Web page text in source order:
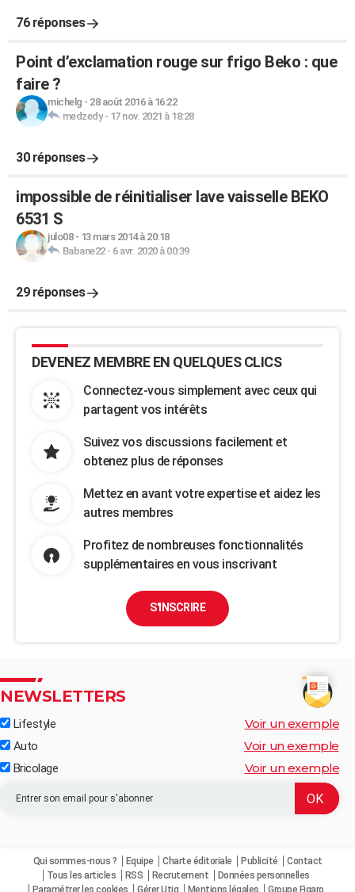
76 réponses
Point d’exclamation rouge sur frigo Beko : que
faire ?
michelg - 28 août 2016 à 16:22
medzedy- 17 nov. 2021 à 18:28
30 réponses
impossible de réinitialiser lave vaisselle BEKO
6531 S
julo08- 13 mars 2014 à 20:18
Babane22- 6 avr. 2020 à 00:39
29 réponses
DEVENEZ MEMBRE EN QUELQUES CLICS
Connectez-vous simplement avec ceux qui
partagent vos intérêts
Suivez vos discussions facilement et
obtenez plus de réponses
Mettez en avant votre expertise et aidez les
autres membres
Profitez de nombreuses fonctionnalités
supplémentaires en vous inscrivant
S'INSCRIRE
NEWSLETTERS
Lifestyle Voir un exemple
Auto Voir un exemple
Bricolage Voir un exemple
Qui sommes-nous ? Equipe Charte éditoriale Publicité
Contact
Tous les articles
RSS Recrutement
Données personnelles
Paramétrer les cookies
Gérer Utiq Mentions légales Groupe Figaro